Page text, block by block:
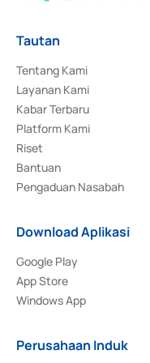
Tautan
Tentang Kami
Layanan Kami
Kabar Terbaru
Platform Kami
Riset
Bantuan
Pengaduan Nasabah
Download Aplikasi
Google Play
App Store
Windows App
Perusahaan Induk